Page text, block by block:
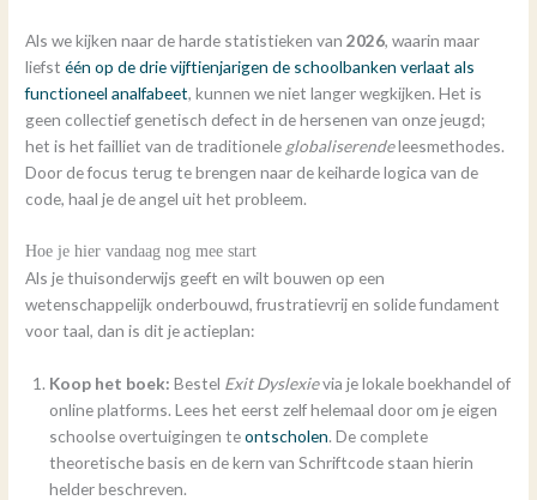
Als we kijken naar de harde statistieken van2026, waarin maar
liefstéén op de drie vijftienjarigen de schoolbanken verlaat als
functioneel analfabeet, kunnen we niet langer wegkijken. Het is
geen collectief genetisch defect in de hersenen van onze jeugd;
het is het failliet van de traditionele globaliserendeleesmethodes.
Door de focus terug te brengen naar de keiharde logica van de
code, haal je de angel uit het probleem.
Hoe je hier vandaag nog mee start
Als je thuisonderwijs geeft en wilt bouwen op een
wetenschappelijk onderbouwd, frustratievrij en solide fundament
voor taal, dan is dit je actieplan:
Koop het boek: Bestel Exit Dyslexievia je lokale boekhandel of
online platforms. Lees het eerst zelf helemaal door om je eigen
schoolse overtuigingen teontscholen. De complete
theoretische basis en de kern van Schriftcode staan hierin
helder beschreven.